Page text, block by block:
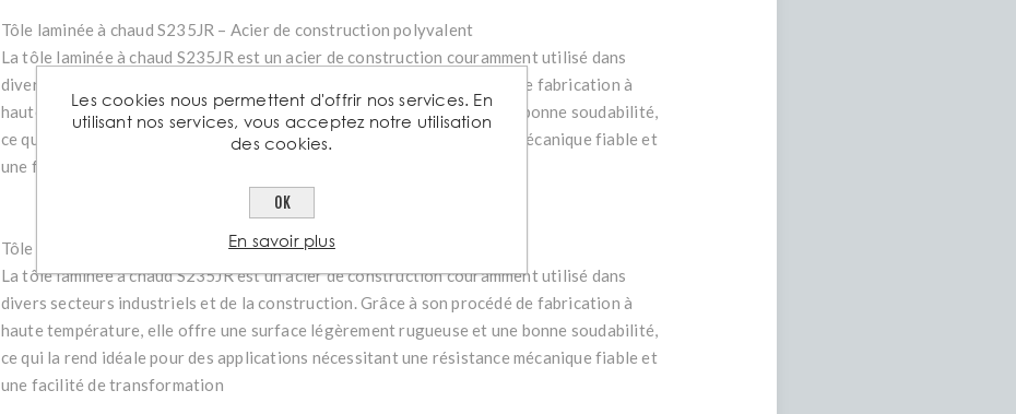
Tôle laminée à chaud S235JR – Acier de construction polyvalent
La tôle laminée à chaud S235JR est un acier de construction couramment utilisé dans
divers secteurs industriels et de la construction. Grâce à son procédé de fabrication à
haute température, elle offre une surface légèrement rugueuse et une bonne soudabilité,
ce qui la rend idéale pour des applications nécessitant une résistance mécanique fiable et
une facilité de transformation
Tôle laminée à chaud S235JR – Acier de construction polyvalent
La tôle laminée à chaud S235JR est un acier de construction couramment utilisé dans
divers secteurs industriels et de la construction. Grâce à son procédé de fabrication à
haute température, elle offre une surface légèrement rugueuse et une bonne soudabilité,
ce qui la rend idéale pour des applications nécessitant une résistance mécanique fiable et
une facilité de transformation
Les cookies nous permettent d'offrir nos services. En
utilisant nos services, vous acceptez notre utilisation
des cookies.
OK
En savoir plus